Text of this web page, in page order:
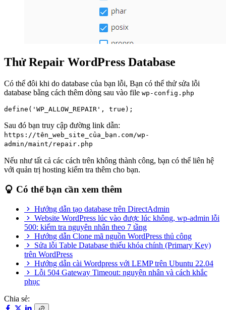
Thử Repair WordPress Database
Có thể đôi khi do database của bạn lỗi, Bạn có thể thử sửa lỗi
database bằng cách thêm dòng sau vào file wp-config.php
define('WP_ALLOW_REPAIR', true);
Sau đó bạn truy cập đường link dẫn:
https://tên_web_site_của_bạn.com/wp-
admin/maint/repair.php
Nếu như tất cả các cách trên không thành công, bạn có thể liên hệ
với quản trị hosting kiểm tra thêm cho bạn.
Có thể bạn cần xem thêm
Hướng dẫn tạo database trên DirectAdmin
Website WordPress lúc vào được lúc không, wp-admin lỗi
500: kiểm tra nguyên nhân theo 7 tầng
Hướng dẫn Clone mã nguồn WordPress thủ công
Sửa lỗi Table Database thiếu khóa chính (Primary Key)
trên WordPress
Hướng dẫn cài Wordpress với LEMP trên Ubuntu 22.04
Lỗi 504 Gateway Timeout: nguyên nhân và cách khắc
phục
Chia sẻ: